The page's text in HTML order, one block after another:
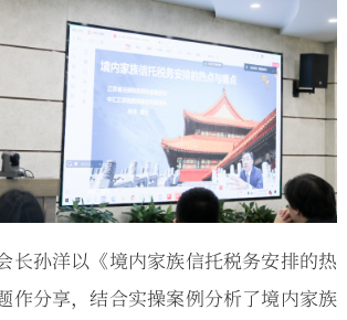
长孙洋以《境内家族信托税务安排的热
作分享，结合实操案例分析了境内家族